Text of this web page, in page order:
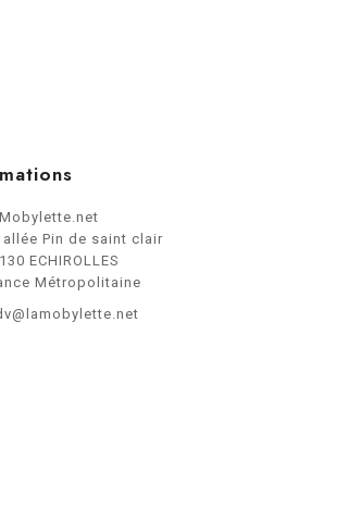
allée Pin de saint clair
ECHIROLLES
Métropolitaine